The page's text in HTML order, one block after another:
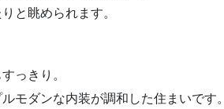
と眺められます。
っきり。
モダンな内装が調和した住まいです。